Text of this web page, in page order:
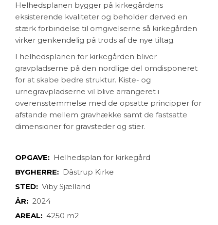
Helhedsplanen bygger på kirkegårdens
eksisterende kvaliteter og beholder derved en
stærk forbindelse til omgivelserne så kirkegården
virker genkendelig på trods af de nye tiltag.
I helhedsplanen for kirkegården bliver
gravpladserne på den nordlige del omdisponeret
for at skabe bedre struktur. Kiste- og
urnegravpladserne vil blive arrangeret i
overensstemmelse med de opsatte principper for
afstande mellem gravhække samt de fastsatte
dimensioner for gravsteder og stier.
OPGAVE: Helhedsplan for kirkegård
BYGHERRE: Dåstrup Kirke
STED: Viby Sjælland
ÅR: 2024
AREAL: 4250 m2